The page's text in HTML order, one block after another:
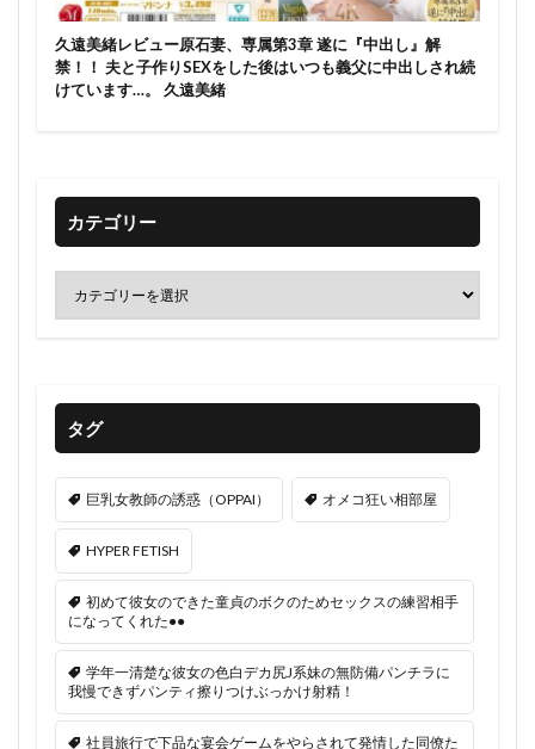
久遠美緒レビュー原石妻、専属第3章 遂に『中出し』解
禁！！ 夫と子作りSEXをした後はいつも義父に中出しされ続
けています…。 久遠美緒
カテゴリー
タグ
巨乳女教師の誘惑（OPPAI） オメコ狂い相部屋
HYPER FETISH
初めて彼女のできた童貞のボクのためセックスの練習相手
になってくれた●●
学年一清楚な彼女の色白デカ尻J系妹の無防備パンチラに
我慢できずパンティ擦りつけぶっかけ射精！
社員旅行で下品な宴会ゲームをやらされて発情した同僚た